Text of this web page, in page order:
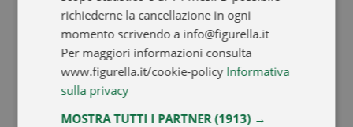
richiederne la cancellazione in ogni
momento scrivendo a info@figurella.it
Per maggiori informazioni consulta
www.figurella.it/cookie-policy Informativa
sulla privacy
MOSTRA TUTTI I PARTNER(1913) →